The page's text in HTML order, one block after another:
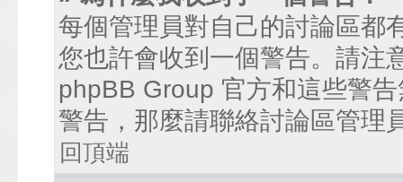
每個管理員對自己的討論區都
您也許會收到一個警告。請注
phpBB Group 官方和這些警
警告，那麼請聯絡討論區管理
回頂端